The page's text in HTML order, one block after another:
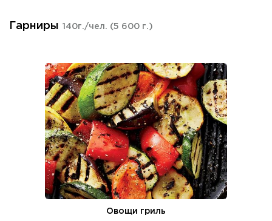
Гарниры 140г./чел. (5 600 г.)
Овощи гриль